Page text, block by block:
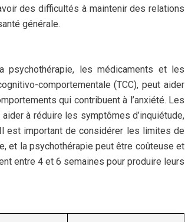
des difficultés à maintenir des relations
générale.
psychothérapie, les médicaments et les
comportementale (TCC), peut aider
qui contribuent à l’anxiété. Les
à réduire les symptômes d’inquiétude,
est important de considérer les limites de
et la psychothérapie peut être coûteuse et
entre 4 et 6 semaines pour produire leurs